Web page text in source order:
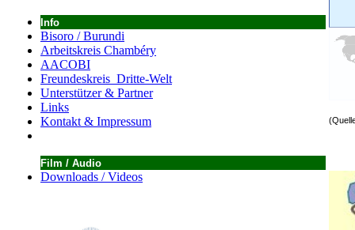
Info
Bisoro / Burundi
Arbeitskreis Chambéry
AACOBI
Freundeskreis Dritte-Welt
Unterstützer & Partner
Links
Kontakt & Impressum
Film / Audio
Downloads / Videos